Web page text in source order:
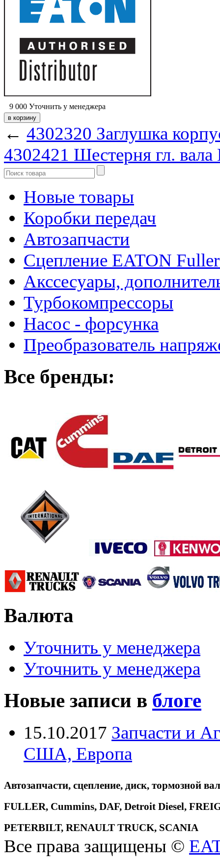
9 000 Уточнить у менеджера
← 4302320 Заглушка
4302421 Шестерня гл.
Новые товары
Коробки передач
Автозапчасти
Сцепление EATON
Акссесуары,
Турбокомпрессоры
Насос - форсунка
Преобразователь
Все бренды:
Валюта
Уточнить у менеджера
Уточнить у менеджера
Новые записи в блоге
15.10.2017 Запчасти и
США, Европа
Автозапчасти, сцепление, диск, тормозной
FULLER, Cummins, DAF, Detroit Diesel,
PETERBILT, RENAULT TRUCK, SCANIA
Все права защищены ©